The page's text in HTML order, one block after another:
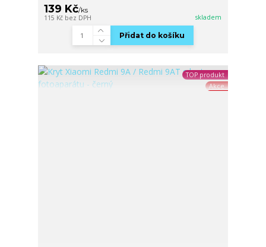
139 Kč/ks
115 Kč bez DPH skladem
Přidat do košíku
TOP produkt
Akce